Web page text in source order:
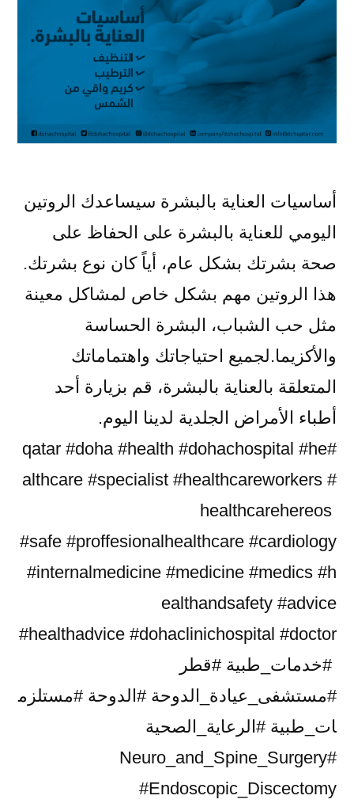
أساسيات العناية بالبشرة سيساعدك الروتين
اليومي للعناية بالبشرة على الحفاظ على
صحة بشرتك بشكل عام، أياً كان نوع بشرتك.
هذا الروتين مهم بشكل خاص لمشاكل معينة
مثل حب الشباب، البشرة الحساسة
والأكزيما.لجميع احتياجاتك واهتماماتك
المتعلقة بالعناية بالبشرة، قم بزيارة أحد
أطباء الأمراض الجلدية لدينا اليوم.
#qatar #doha #health #dohachospital #he
althcare #specialist #healthcareworkers #
healthcarehereos
#safe #proffesionalhealthcare #cardiology
#internalmedicine #medicine #medics #h
ealthandsafety #advice
#healthadvice #dohaclinichospital #doctor
#خدمات_طبية #قطر
#مستشفى_عيادة_الدوحة #الدوحة #مستلزم
ات_طبية #الرعاية_الصحية
#Neuro_and_Spine_Surgery
#Endoscopic_Discectomy